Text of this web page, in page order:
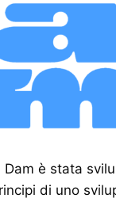
Dam è stata
di uno